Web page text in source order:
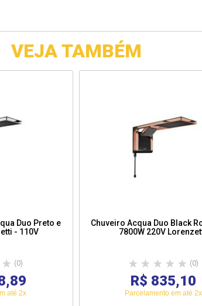
VEJA TAMBÉM
Duo Preto e
Cromado Lorenzetti - 110V
(0)
até 2x
Chuveiro Acqua Duo Black
7800W 220V
(0)
R$ 835,10
Parcelamento em até 2x